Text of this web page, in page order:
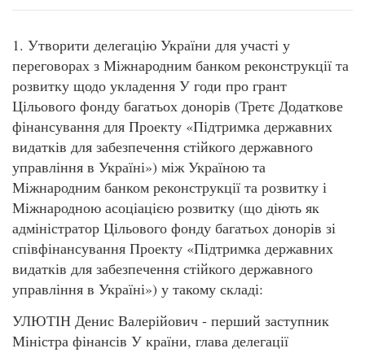
1. Утворити делегацію України для участі у
переговорах з Міжнародним банком реконструкції та
розвитку щодо укладення У годи про грант
Цільового фонду багатьох донорів (Третє Додаткове
фінансування для Проекту «Підтримка державних
видатків для забезпечення стійкого державного
управління в Україні») між Україною та
Міжнародним банком реконструкції та розвитку і
Міжнародною асоціацією розвитку (що діють як
адміністратор Цільового фонду багатьох донорів зі
співфінансування Проекту «Підтримка державних
видатків для забезпечення стійкого державного
управління в Україні») у такому складі:
УЛЮТІН Денис Валерійович - перший заступник
Міністра фінансів У країни, глава делегації